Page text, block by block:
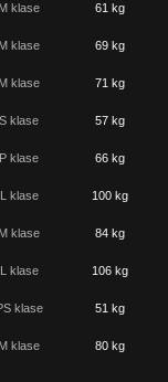
M klase 61 kg
M klase 69 kg
M klase 71 kg
S klase 57 kg
P klase 66 kg
L klase 100 kg
M klase 84 kg
L klase 106 kg
klase 51 kg
M klase 80 kg